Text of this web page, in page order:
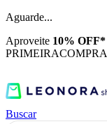
Aguarde...
Aproveite 10% OFF*
PRIMEIRACOMPRA
Buscar